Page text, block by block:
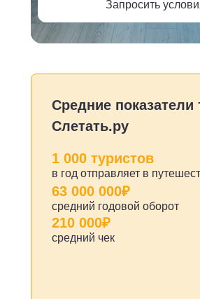
Запросить
1 000 туристов
в год отправляет в
63 000 000₽
средний годовой оборот
210 000₽
средний чек
Средние показатели
Слетать.ру